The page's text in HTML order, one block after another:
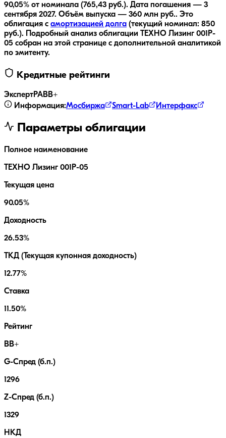
90,05% от номинала (765,43 руб.). Дата погашения — 3
сентября 2027. Объём выпуска — 360 млн руб.. Это
облигация с амортизацией долга (текущий номинал: 850
руб.). Подробный анализ облигации
ТЕХНО Лизинг 001P-
05 собран на этой странице с дополнительной аналитикой
по эмитенту.
Кредитные рейтинги
ЭкспертРАBB+
Информация:Мосбиржа Smart-Lab Интерфакс
Параметры облигации
Полное наименование
ТЕХНО Лизинг 001P-05
Текущая цена
90.05%
Доходность
26.53%
ТКД (Текущая купонная доходность)
12.77%
Ставка
11.50%
Рейтинг
BB+
G-Спред (б.п.)
1296
Z-Спред (б.п.)
1329
НКД